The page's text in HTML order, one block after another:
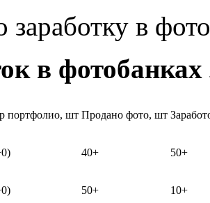
заработку в
в
портфолио, шт Продано фото, шт
40+ 50+
50+ 10+